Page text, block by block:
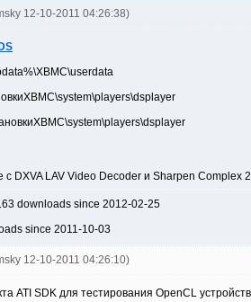
12-10-2011 04:26:38)
DXVA LAV Video Decoder и Sharpen Complex 2
downloads since 2012-02-25
since 2011-10-03
12-10-2011 04:26:10)
ATI SDK для тестирования OpenCL устройств